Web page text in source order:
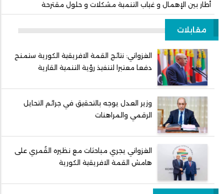
أطار بين الإهمال و غياب التنمية مشكلات و حلول مقترحة
مقابلات
الغزواني: نتائج القمة الافريقية الكورية ستمنح
دفعا معتبرا لتنفيذ رؤية التنمية القارية
وزير العدل يوجه بالتحقيق في جرائم التحايل
الرقمي والمراهنات
الغزواني يجري مباحثات مع نظيره القُمري على
هامش القمة الافريقية الكورية